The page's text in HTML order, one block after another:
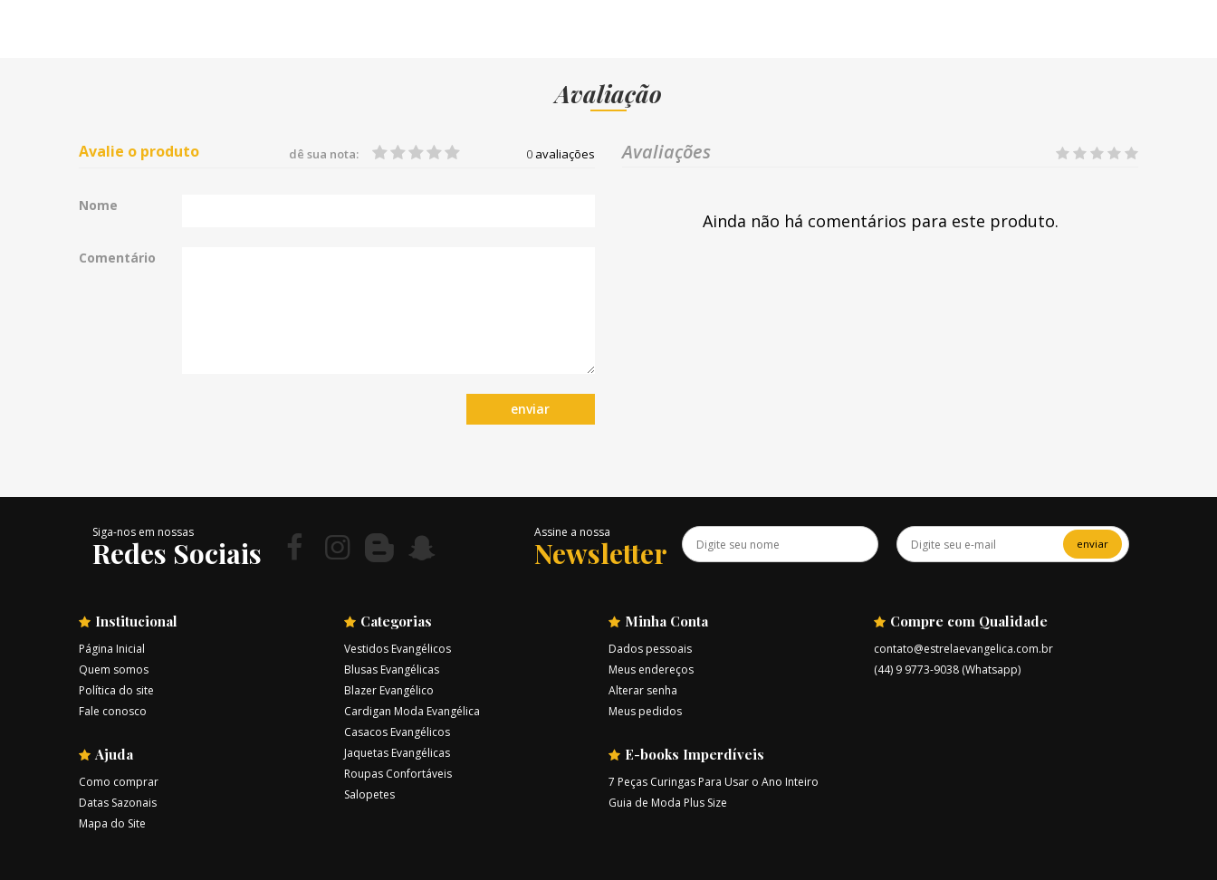
Avaliação
Avalie o produto 0 avaliações
dê sua nota:
Nome
Comentário
enviar
Avaliações
Ainda não há comentários para este produto.
Siga-nos em nossas
Redes Sociais
Assine a nossa
Newsletter enviar
Institucional
Página Inicial
Quem somos
Política do site
Fale conosco
Ajuda
Como comprar
Datas Sazonais
Mapa do Site
Categorias
Vestidos Evangélicos
Blusas Evangélicas
Blazer Evangélico
Cardigan Moda Evangélica
Casacos Evangélicos
Jaquetas Evangélicas
Roupas Confortáveis
Salopetes
Minha Conta
Dados pessoais
Meus endereços
Alterar senha
Meus pedidos
E-books Imperdíveis
7 Peças Curingas Para Usar o Ano Inteiro
Guia de Moda Plus Size
Compre com Qualidade
contato@estrelaevangelica.com.br
(44) 9 9773-9038 (Whatsapp)